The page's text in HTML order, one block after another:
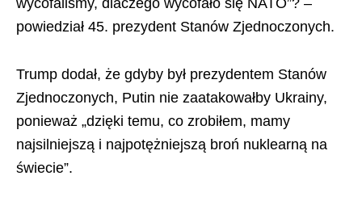
wycofaliśmy, dlaczego wycofało się NATO”? –
powiedział 45. prezydent Stanów Zjednoczonych.
Trump dodał, że gdyby był prezydentem Stanów
Zjednoczonych, Putin nie zaatakowałby Ukrainy,
ponieważ „dzięki temu, co zrobiłem, mamy
najsilniejszą i najpotężniejszą broń nuklearną na
świecie”.